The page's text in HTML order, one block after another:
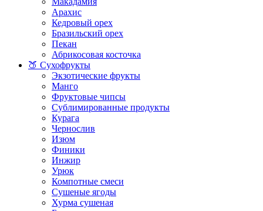
Арахис
Кедровый орех
Бразильский орех
Пекан
Абрикосовая косточка
🍑 Сухофрукты
Экзотические фрукты
Манго
Фруктовые чипсы
Сублимированные продукты
Курага
Чернослив
Изюм
Финики
Инжир
Урюк
Компотные смеси
Сушеные ягоды
Хурма сушеная